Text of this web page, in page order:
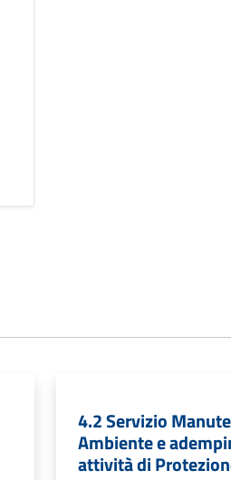
4.2 Servizio
Ambiente e
attività di